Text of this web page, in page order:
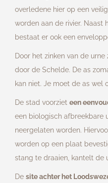
Privaat
Koffiezaal
Rouwdrukwerk
Lijkwagens
overledene hier op een
worden aan de rivier. Naast
bestaat er ook een
Door het zinken van de
door de Schelde. De as
kan niet. Je moet de as wel
De stad voorziet een
een biologisch afbreekbare
neergelaten worden.
worden op een plaat
stang te draaien, kantelt de
De site achter het